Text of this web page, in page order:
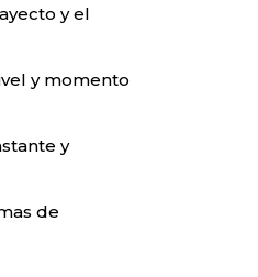
y el
y momento
y
de